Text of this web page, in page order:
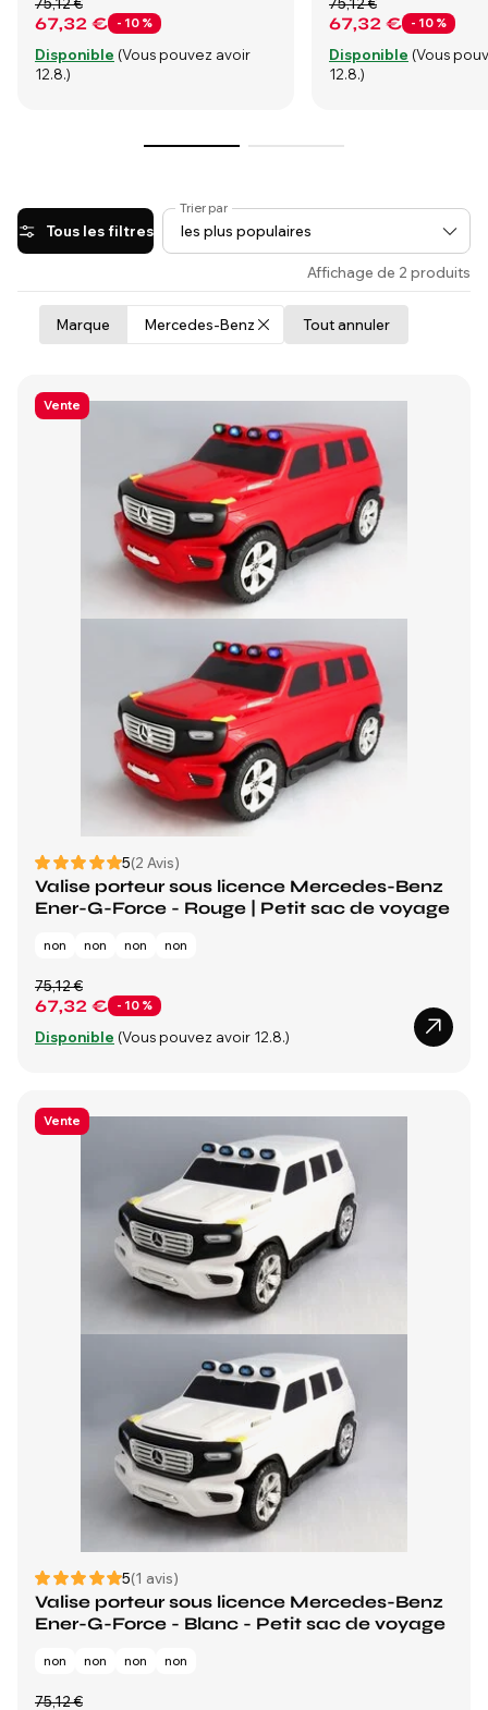
67,32 € - 10 %
Disponible (Vous pouvez avoir
12.8.)
67,32 € - 10 %
Disponible (Vous
12.8.)
Tous les filtres
Trier par
Affichage de 2 produits
Tout annuler
Marque Mercedes-Benz
Vente
5(2 Avis)
Valise porteur sous licence Mercedes-Benz
Ener-G-Force - Rouge | Petit sac de voyage
non non non non
67,32 € - 10 %
75,12 €
Disponible (Vous pouvez avoir 12.8.)
Vente
5(1 avis)
Valise porteur sous licence Mercedes-Benz
Ener-G-Force - Blanc - Petit sac de voyage
non non non non
75,12 €